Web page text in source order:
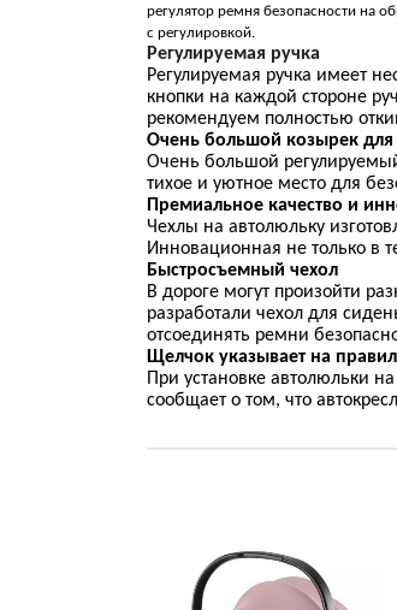
регулятор ремня безопасности на
с регулировкой.
Регулируемая ручка
Регулируемая ручка имеет
кнопки на каждой стороне
рекомендуем полностью
Очень большой козырек
Очень большой
тихое и уютное место для
Премиальное качество и
Чехлы на автолюльку
Инновационная не только в
Быстросъемный чехол
В дороге могут произойти
разработали чехол для
отсоединять ремни
Щелчок указывает на
При установке автолюльки на
сообщает о том, что